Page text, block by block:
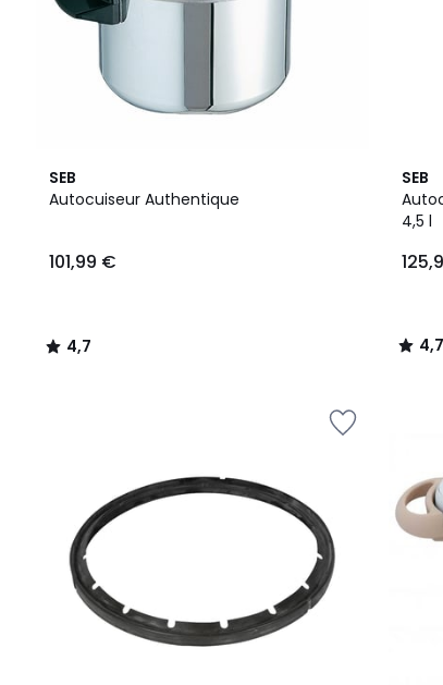
SEB
Autocuiseur Authentique
€.
101,99 €
4,7
/ 5
4,7
/
SEB
4,5 l
4,7
/ 5
4,7
/